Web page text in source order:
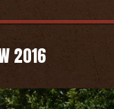
2016